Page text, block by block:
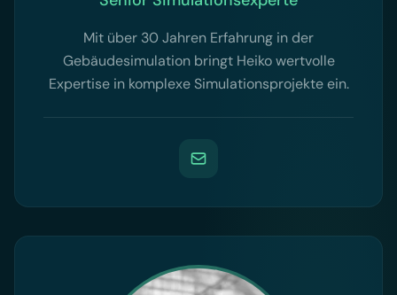
Mit über 30 Jahren Erfahrung in der
Gebäudesimulation bringt Heiko wertvolle
Expertise in komplexe Simulationsprojekte ein.